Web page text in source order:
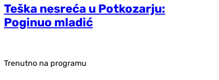
Teška nesreća u Potkozarju:
Poginuo mladić
Trenutno na programu